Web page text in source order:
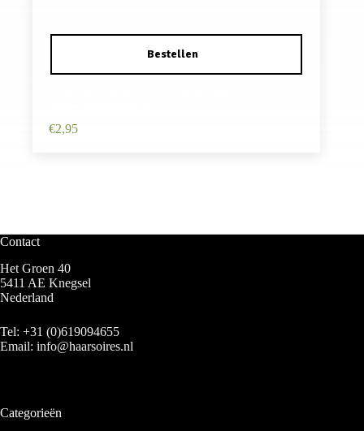
€2,95
Contact
Het Groen 40
5411 AE Knegsel
Nederland
Tel: +31 (0)619094655
Email: info@haarsoires.nl
Categorieën